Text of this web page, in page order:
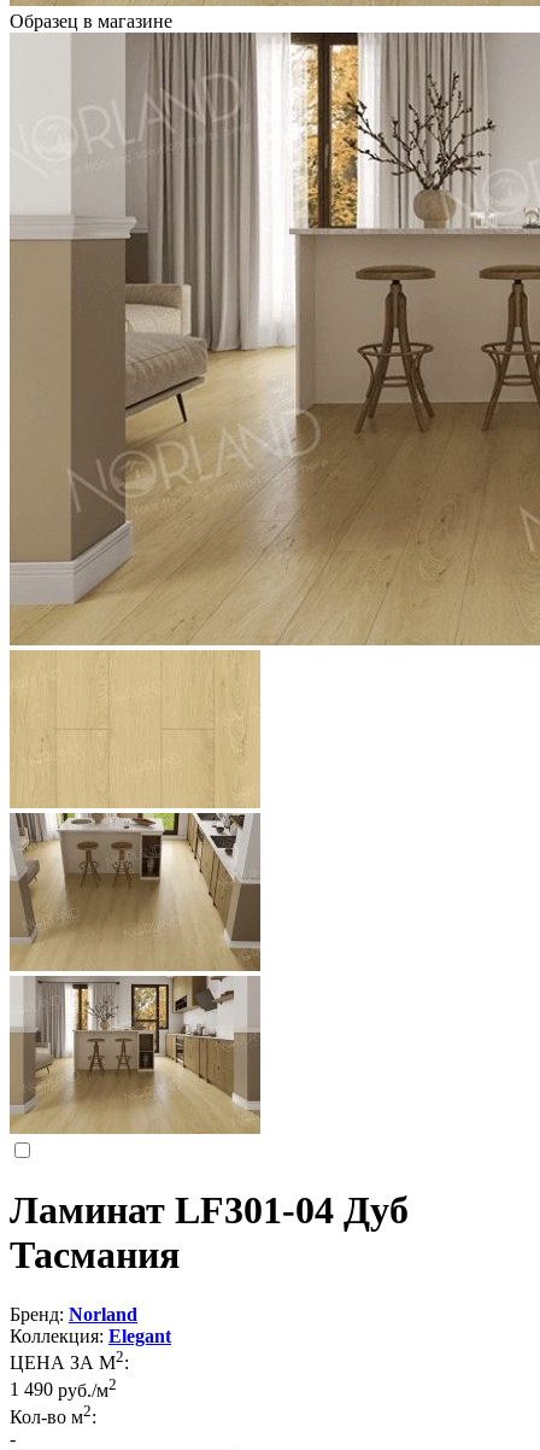
Образец в магазине
Ламинат LF301-04 Дуб
Тасмания
Бренд: Norland
Коллекция: Elegant
ЦЕНА ЗА М2:
1 490 руб./м2
Кол-во м2:
-